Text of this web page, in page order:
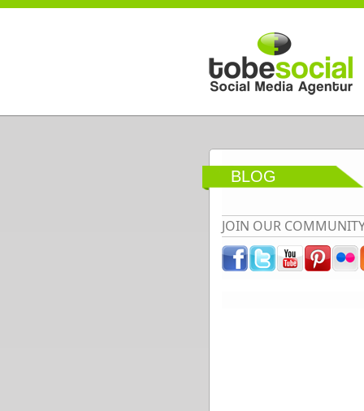
Direkt zum Inhalt
BLOG
JOIN OUR